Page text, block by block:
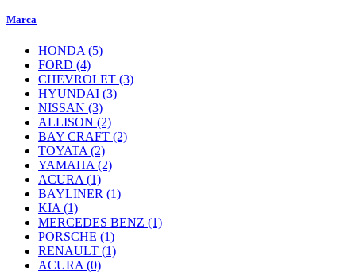
Marca
HONDA (5)
FORD (4)
CHEVROLET (3)
HYUNDAI (3)
NISSAN (3)
ALLISON (2)
BAY CRAFT (2)
TOYATA (2)
YAMAHA (2)
ACURA (1)
BAYLINER (1)
KIA (1)
MERCEDES BENZ (1)
PORSCHE (1)
RENAULT (1)
ACURA (0)